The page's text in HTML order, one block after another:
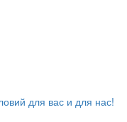
для вас и для нас!